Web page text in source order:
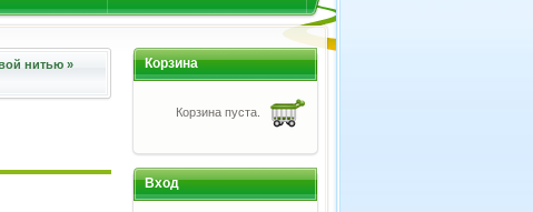
нитью »
Корзина
Корзина пуста.
Вход